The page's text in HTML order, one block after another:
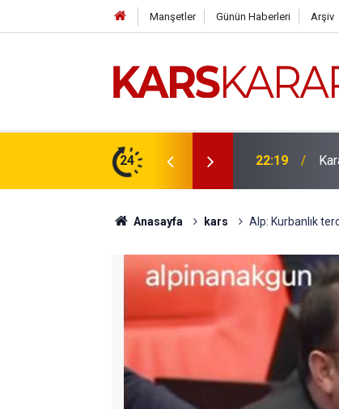
Manşetler Günün Haberleri Arşiv
24
bir konuma taşıyacağız 16:15
Anasayfa kars Alp: Kurbanlık